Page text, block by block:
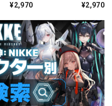
¥2,970 ¥2,970